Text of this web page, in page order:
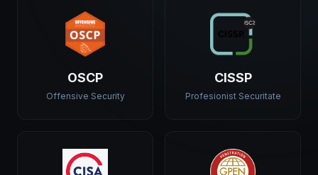
OSCP
Offensive Security
CISSP
Profesionist Securitate